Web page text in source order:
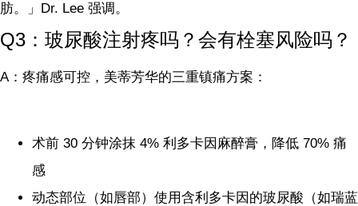
肪。」Dr. Lee 强调。
Q3：玻尿酸注射疼吗？会有栓塞风险吗？
A：疼痛感可控，美蒂芳华的三重镇痛方案：
术前 30 分钟涂抹 4% 利多卡因麻醉膏，降低 70% 痛
感
动态部位（如唇部）使用含利多卡因的玻尿酸（如瑞蓝